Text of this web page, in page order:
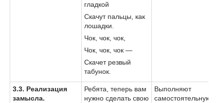
гладкой
Скачут пальцы, как
лошадки.
Чок, чок, чок,
Чок, чок, чок —
Скачет резвый
табунок.
3.3. Реализация
замысла.
Ребята, теперь вам
нужно сделать свою
Выполняют
самостоятельную